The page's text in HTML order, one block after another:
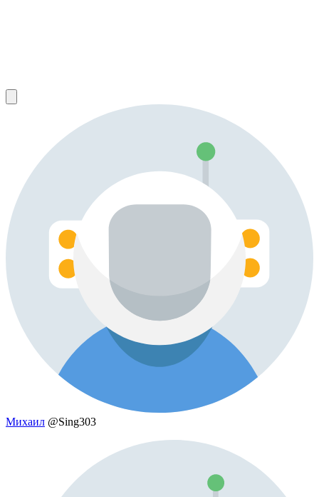
Михаил @Sing303